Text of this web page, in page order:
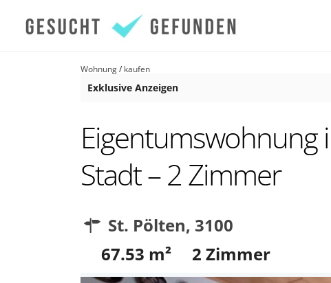
Wohnung/ kaufen
Exklusive Anzeigen
Eigentumswohnung
Stadt – 2 Zimmer
St. Pölten, 3100
67.53 m² 2 Zimmer